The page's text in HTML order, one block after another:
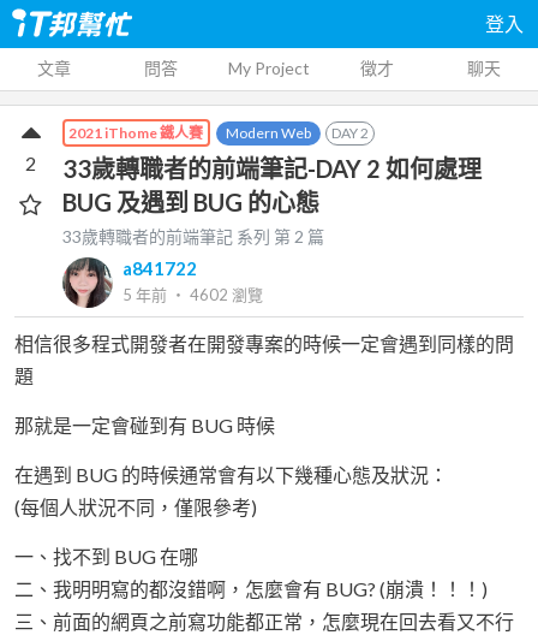
登入
文章 問答 My Project 徵才 聊天
2021 iThome 鐵人賽 Modern Web DAY2
33歲轉職者的前端筆記-DAY 2 如何處理
BUG 及遇到 BUG 的心態
33歲轉職者的前端筆記 系列 第2 篇
a841722
5 年前 ‧ 4602 瀏覽
2
相信很多程式開發者在開發專案的時候一定會遇到同樣的問
題
那就是一定會碰到有 BUG 時候
在遇到 BUG 的時候通常會有以下幾種心態及狀況：
(每個人狀況不同，僅限參考)
一、找不到 BUG 在哪
二、我明明寫的都沒錯啊，怎麼會有 BUG? (崩潰！！！)
三、前面的網頁之前寫功能都正常，怎麼現在回去看又不行